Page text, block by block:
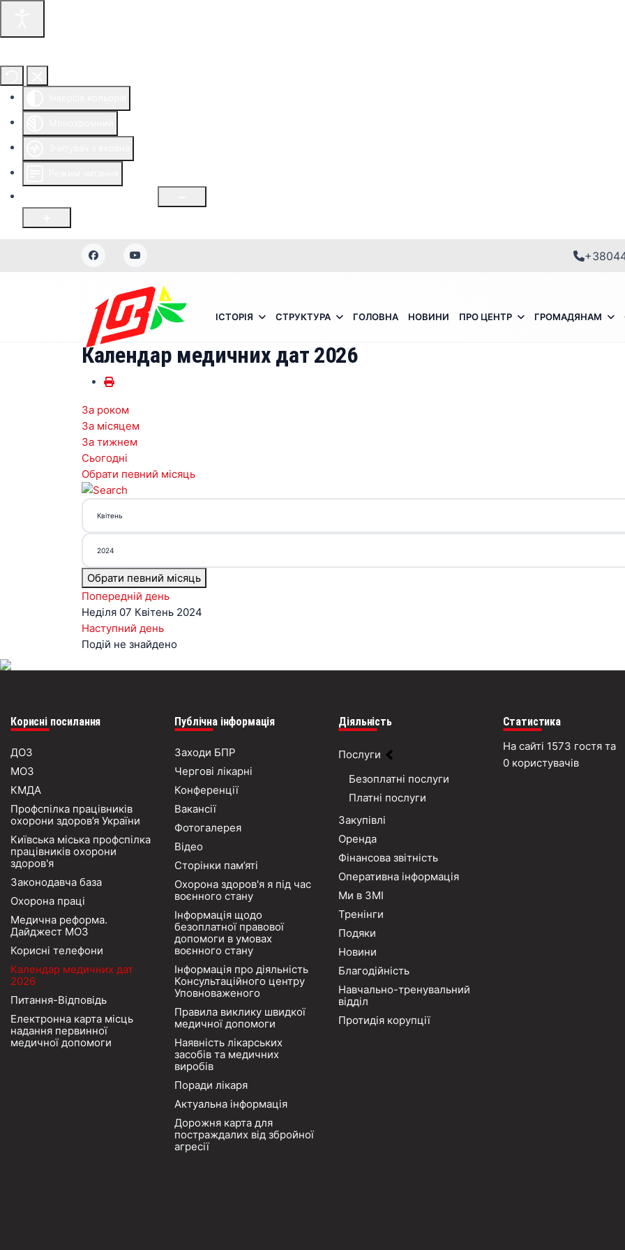
ІСТОРІЯ СТРУКТУРА ГОЛОВНА НОВИНИ ПРО ЦЕНТР ГРОМАДЯНАМ
Календар медичних дат 2026
За роком
За місяцем
За тижнем
Сьогодні
Обрати певний місяць
Обрати певний місяць
Попередній день
Неділя 07 Квітень 2024
Наступний день
Подій не знайдено
Корисні посилання
ДОЗ
МОЗ
КМДА
Профспілка працівників
охорони здоров’я України
Київська міська профспілка
працівників охорони
здоров'я
Законодавча база
Охорона праці
Медична реформа.
Дайджест МОЗ
Корисні телефони
Календар медичних дат
2026
Питання-Відповідь
Електронна карта місць
надання первинної
медичної допомоги
Публічна інформація
Заходи БПР
Чергові лікарні
Конференції
Вакансії
Фотогалерея
Відео
Сторінки пам’яті
Охорона здоров'я я під час
воєнного стану
Інформація щодо
безоплатної правової
допомоги в умовах
воєнного стану
Інформація про діяльність
Консультаційного центру
Уповноваженого
Правила виклику швидкої
медичної допомоги
Наявність лікарських
засобів та медичних
виробів
Поради лікаря
Актуальна інформація
Дорожня карта для
постраждалих від збройної
агресії
Діяльність
Послуги
Безоплатні послуги
Платні послуги
Закупівлі
Оренда
Фінансова звітність
Оперативна інформація
Ми в ЗМІ
Тренінги
Подяки
Новини
Благодійність
Навчально-тренувальний
відділ
Протидія корупції
Статистика
На сайті 1573 гостя та
0 користувачів